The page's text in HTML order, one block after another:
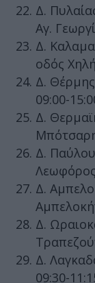
Δ.
Αγ.
Δ.
οδός
Δ.
09:00-
Δ.
Δ.
Δ.
Δ.
Δ.
09:30-